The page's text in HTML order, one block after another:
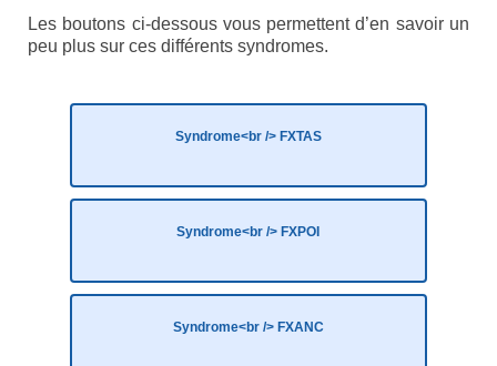
A l’annonce du handicap
Parentalité et handicap
Quand nous ne serons plus là
Les formalités administratives
Trouver de l’aide
Eduquer notre enfant
Défendre ses droits
Veiller à sa santé
Les boutons ci-dessous vous permettent d’en savoir un
peu plus sur ces différents syndromes.
Syndrome<br /> FXTAS
Syndrome<br /> FXPOI
Syndrome<br /> FXANC